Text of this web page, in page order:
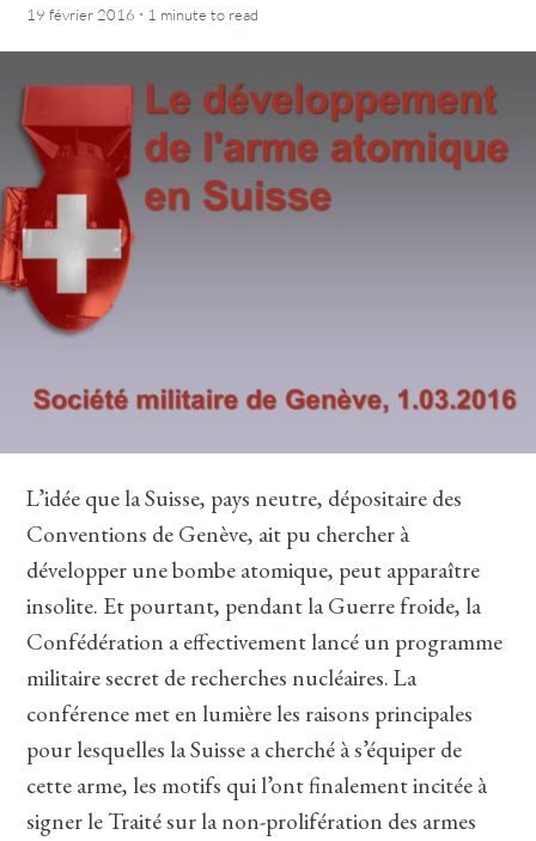
19 février 2016 · 1 minute to read
L’idée que la Suisse, pays neutre, dépositaire des
Conventions de Genève, ait pu chercher à
développer une bombe atomique, peut apparaître
insolite. Et pourtant, pendant la Guerre froide, la
Confédération a effectivement lancé un programme
militaire secret de recherches nucléaires. La
conférence met en lumière les raisons principales
pour lesquelles la Suisse a cherché à s’équiper de
cette arme, les motifs qui l’ont finalement incitée à
signer le Traité sur la non-prolifération des armes